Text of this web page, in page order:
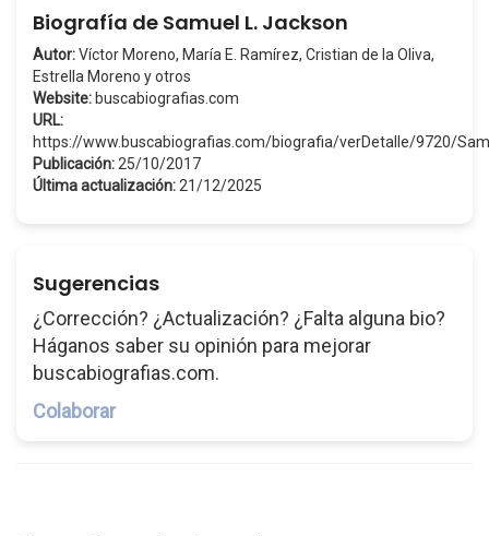
Biografía de Samuel L. Jackson
Autor:Víctor Moreno, María E. Ramírez, Cristian de la Oliva,
Estrella Moreno y otros
Website: buscabiografias.com
URL:
https://www.buscabiografias.com/biografia/verDetalle/9720/
Publicación: 25/10/2017
Última actualización: 21/12/2025
Sugerencias
¿Corrección? ¿Actualización? ¿Falta alguna bio?
Háganos saber su opinión para mejorar
buscabiografias.com.
Colaborar